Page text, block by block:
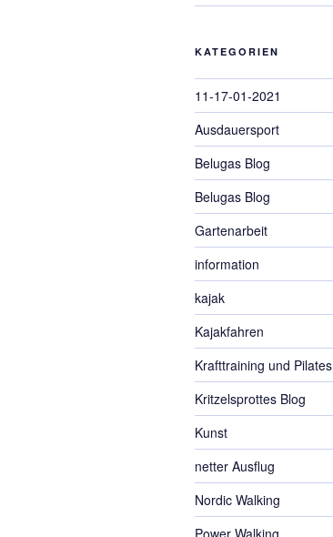
KATEGORIEN
11-17-01-2021
Ausdauersport
Belugas Blog
Belugas Blog
Gartenarbeit
information
kajak
Kajakfahren
Krafttraining und Pilates
Kritzelsprottes Blog
Kunst
netter Ausflug
Nordic Walking